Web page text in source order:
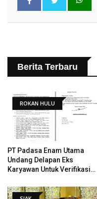
Berita Terbaru
ROKAN HULU
PT Padasa Enam Utama
Undang Delapan Eks
Karyawan Untuk Verifikasi
PHI